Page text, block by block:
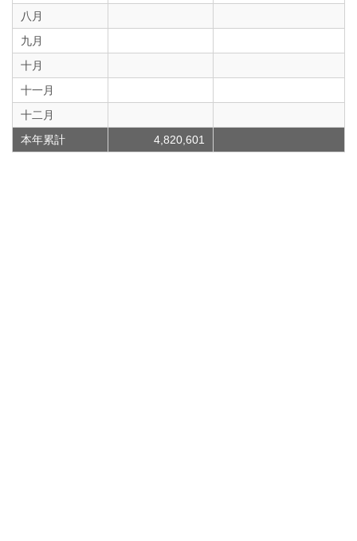
八月
九月
十月
十一月
十二月
本年累計
4,820,601